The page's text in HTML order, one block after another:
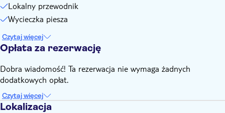
Lokalny przewodnik
Wycieczka piesza
Czytaj więcej
Opłata za rezerwację
Dobra wiadomość! Ta rezerwacja nie wymaga żadnych
dodatkowych opłat.
Czytaj więcej
Lokalizacja